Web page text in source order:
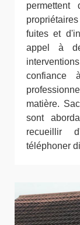
fuites et
appel à
confiance
matière.
sont
recueillir
téléphoner